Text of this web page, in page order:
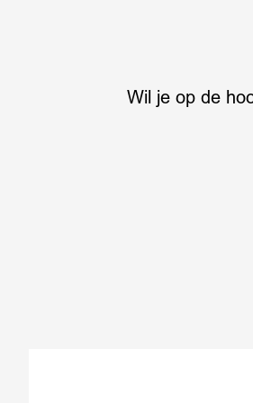
Wil je op de